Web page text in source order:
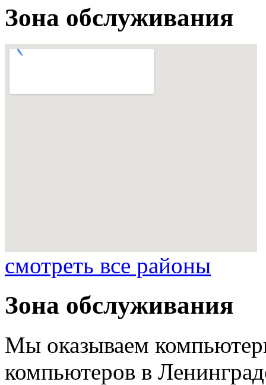
Зона обслуживания
смотреть все районы
Зона обслуживания
Мы оказываем
компьютеров в